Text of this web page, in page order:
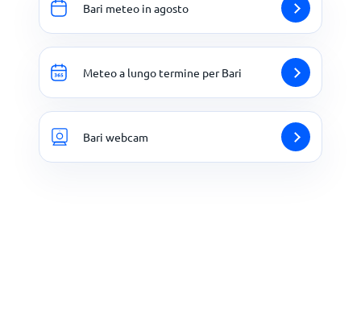
Bari meteo in agosto
Meteo a lungo termine per Bari
Bari webcam